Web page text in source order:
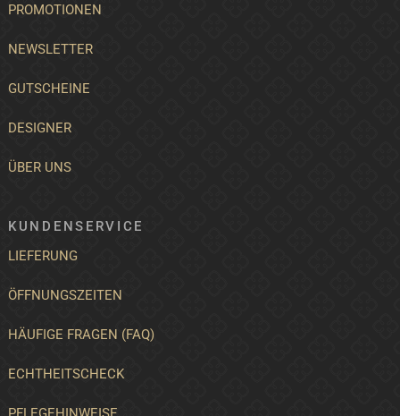
PROMOTIONEN
NEWSLETTER
GUTSCHEINE
DESIGNER
ÜBER UNS
KUNDENSERVICE
LIEFERUNG
ÖFFNUNGSZEITEN
HÄUFIGE FRAGEN (FAQ)
ECHTHEITSCHECK